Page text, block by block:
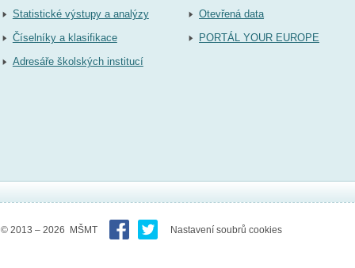
Statistické výstupy a analýzy
Číselníky a klasifikace
Adresáře školských institucí
Otevřená data
PORTÁL YOUR EUROPE
© 2013 – 2026 MŠMT Nastavení soubrů cookies